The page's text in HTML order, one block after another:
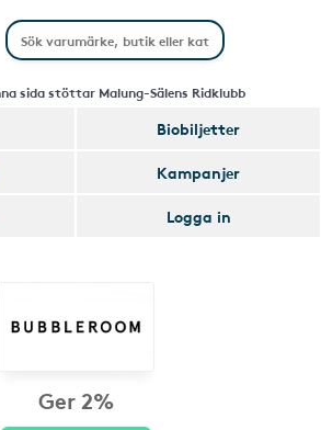
sida stöttar Malung-Sälens Ridklubb
Biobiljetter
Kampanjer
Logga in
Ger 2%